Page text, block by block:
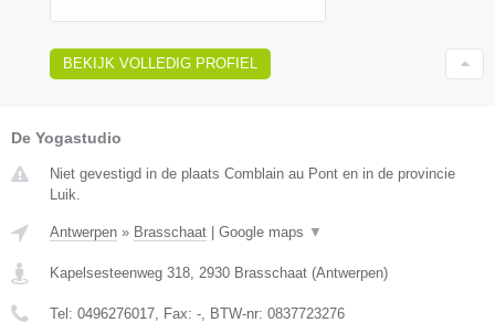
BEKIJK VOLLEDIG PROFIEL
De Yogastudio
Niet gevestigd in de plaats Comblain au Pont en in de provincie
Luik.
Antwerpen » Brasschaat | Google maps ▼
Kapelsesteenweg 318 2930 Brasschaat (Antwerpen)
Tel: 0496276017 , Fax: - , BTW-nr: 0837723276